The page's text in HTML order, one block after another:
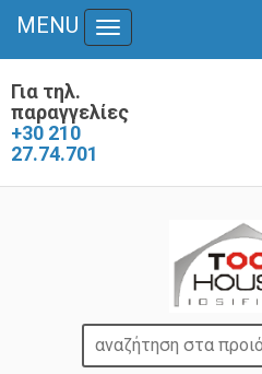
Για τηλ.
παραγγελίες
+30 210
27.74.701
MENU
Toggle